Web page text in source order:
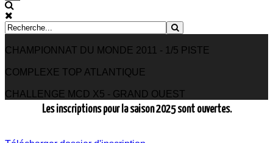
CHAMPIONNAT DU MONDE 2011 - 1/5 PISTE
COMPLEXE TOP ATLANTIQUE
CHALLENGE MCD X5 - GRAND OUEST
Les inscriptions pour la saison 2025 sont ouvertes.